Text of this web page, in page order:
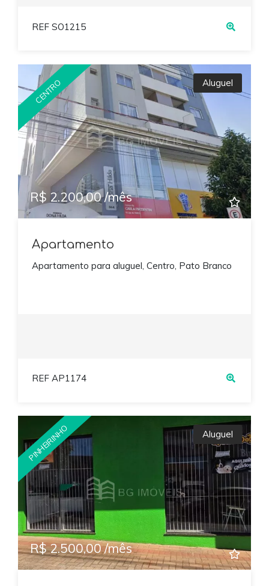
REF SO1215
CENTRO Aluguel
R$ 2.200,00 /mês
Apartamento
Apartamento para aluguel, Centro, Pato Branco
REF AP1174
PINHEIRINHO Aluguel
R$ 2.500,00 /mês